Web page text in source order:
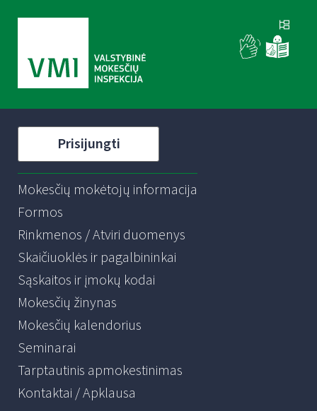
Prisijungti
Mokesčių mokėtojų informacija
Formos
Rinkmenos / Atviri duomenys
Skaičiuoklės ir pagalbininkai
Sąskaitos ir įmokų kodai
Mokesčių žinynas
Mokesčių kalendorius
Seminarai
Tarptautinis apmokestinimas
Kontaktai / Apklausa